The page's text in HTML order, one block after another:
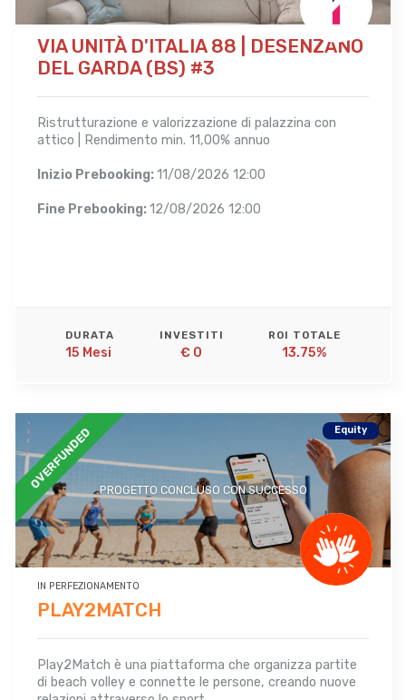
PROGETTO CONCLUSO CON SUCCESSO
OVERFUNDED Equity
IN PERFEZIONAMENTO
PLAY2MATCH
Play2Match è una piattaforma che organizza partite
di beach volley e connette le persone, creando nuove
VIA UNITÀ D'ITALIA 88 | DESENZANO
DEL GARDA (BS) #3
Ristrutturazione e valorizzazione di palazzina con
attico | Rendimento min. 11,00% annuo
Inizio Prebooking:11/08/2026 12:00
Fine Prebooking:12/08/2026 12:00
DURATA
15 Mesi
INVESTITI
€ 0
ROI TOTALE
13.75%